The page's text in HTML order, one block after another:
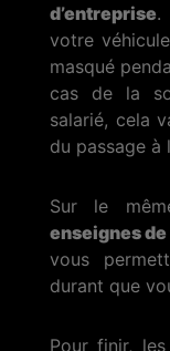
d’entreprise.
votre
masqué
cas de la
salarié, cela
du passage à
Sur le
enseignes
vous
durant que
Pour finir, les